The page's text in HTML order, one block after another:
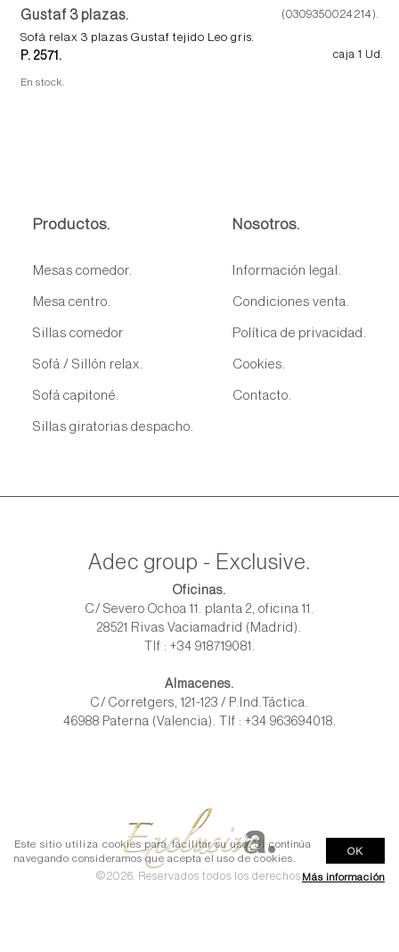
Este sitio utiliza cookies para facilitar su uso. Si continúa
navegando consideramos que acepta el uso de cookies.
OK
Más información
Gustaf 3 plazas. (0309350024214).
Sofá relax 3 plazas Gustaf tejido Leo gris.
P. 2571. caja 1 Ud.
En stock.
Productos.
Mesas comedor.
Mesa centro.
Sillas comedor
Sofá / Sillón relax.
Sofá capitoné.
Sillas giratorias despacho.
Nosotros.
Información legal.
Condiciones venta.
Política de privacidad.
Cookies.
Contacto.
Adec group - Exclusive.
Oficinas.
C/ Severo Ochoa 11. planta 2, oficina 11.
28521 Rivas Vaciamadrid (Madrid).
Tlf : +34 918719081.
Almacenes.
C/ Corretgers, 121-123 / P.Ind.Táctica.
46988 Paterna (Valencia). Tlf : +34 963694018.
©2026. Reservados todos los derechos.